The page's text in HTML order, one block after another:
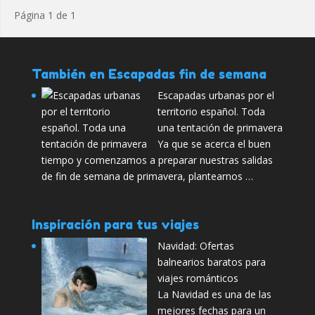
Página 1 de 1
También en Escapadas fin de semana
Escapadas urbanas por el
territorio español. Toda
una tentación de primavera
Ya que se acerca el buen
tiempo y comenzamos a preparar nuestras salidas
de fin de semana de primavera, plantearnos …
Inspiración para tus viajes
Navidad: Ofertas
balnearios baratos para
viajes románticos
La Navidad es una de las
mejores fechas para un